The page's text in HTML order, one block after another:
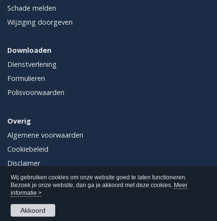
Wij gebruiken cookies om onze website goed te laten functioneren.
Bezoek je onze website, dan ga je akkoord met deze cookies. Meer
informatie >
Akkoord
Schade melden
Wijziging doorgeven
Downloaden
Dienstverlening
Formulieren
Polisvoorwaarden
Overig
Algemene voorwaarden
Cookiebeleid
Disclaimer
Privacy